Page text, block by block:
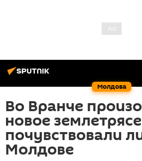
Молдова
Во Вранче
новое
почувствовали
Молдове